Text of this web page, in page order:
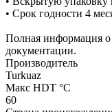
• Срок годности 4
Полная информация о
документации.
Производитель
Turkuaz
Макс HDT °С
60